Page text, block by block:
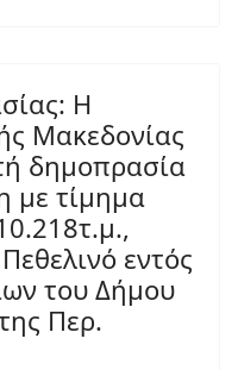
Η
Μακεδονίας
δημοπρασία
με τίμημα
εντός
του Δήμου
Περ.